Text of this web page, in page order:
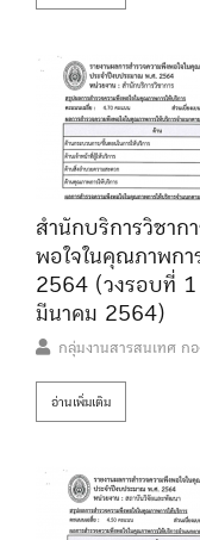
สำนักบริการวิชาก
พอใจในคุณภาพกา
2564 (วงรอบที่
มีนาคม 2564)
กลุ่มงานสารสนเทศ ก
อ่านเพิ่มเติม